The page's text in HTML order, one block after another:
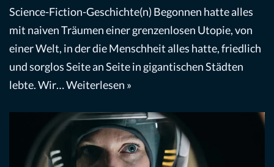
Science-Fiction-Geschichte(n) Begonnen hatte alles
mit naiven Träumen einer grenzenlosen Utopie, von
einer Welt, in der die Menschheit alles hatte, friedlich
und sorglos Seite an Seite in gigantischen Städten
lebte. Wir…Weiterlesen »